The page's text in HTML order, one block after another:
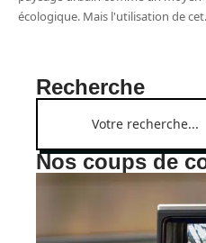
écologique. Mais l'utilisation de cet
Recherche
Nos coups de